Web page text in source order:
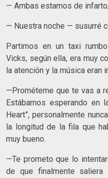
— Ambas estamos de
— Nuestra noche — susurré
Partimos en un taxi
Vicks, según ella, era muy
la atención y la música eran
—Prométeme que te vas a
Estábamos esperando en
Heart”, personalmente
la longitud de la fila que
muy bueno.
—Te prometo que lo
de que finalmente saliera